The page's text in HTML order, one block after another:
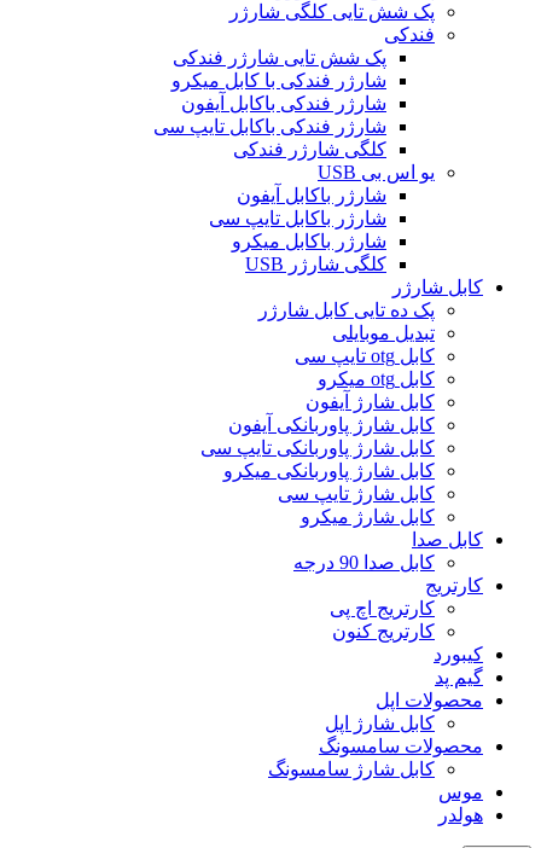
پک شش تایی کلگی شارژر
فندکی
پک شش تایی شارژر فندکی
شارژر فندکی با کابل میکرو
شارژر فندکی باکابل آیفون
شارژر فندکی باکابل تایپ سی
کلگی شارژر فندکی
یو اس بی USB
شارژر باکابل آیفون
شارژر باکابل تایپ سی
شارژر باکابل میکرو
کلگی شارژر USB
کابل شارژر
پک ده تایی کابل شارژر
تبدیل موبایلی
کابل otg تایپ سی
کابل otg میکرو
کابل شارژ آیفون
کابل شارژ پاوربانکی آیفون
کابل شارژ پاوربانکی تایپ سی
کابل شارژ پاوربانکی میکرو
کابل شارژ تایپ سی
کابل شارژ میکرو
کابل صدا
کابل صدا 90 درجه
کارتریج
کارتریج اچ پی
کارتریج کنون
کیبورد
گیم پد
محصولات اپل
کابل شارژ اپل
محصولات سامسونگ
کابل شارژ سامسونگ
موس
هولدر